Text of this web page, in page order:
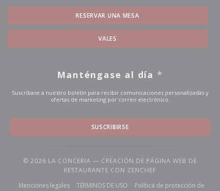
RESERVAR UNA MESA
VALES
Manténgase al día *
Suscríbase a nuestro boletín para recibir comunicaciones personalizadas y
ofertas de marketing por correo electrónico.
SUSCRIBIRSE
© 2026 LA CONCERIA — CREACIÓN DE PÁGINA WEB DE
RESTAURANTE CON ZENCHEF
Menciones legales((abre en una nueva ventana))
TÉRMINOS DE USO((abre en una nueva ventana))
Política de protección de